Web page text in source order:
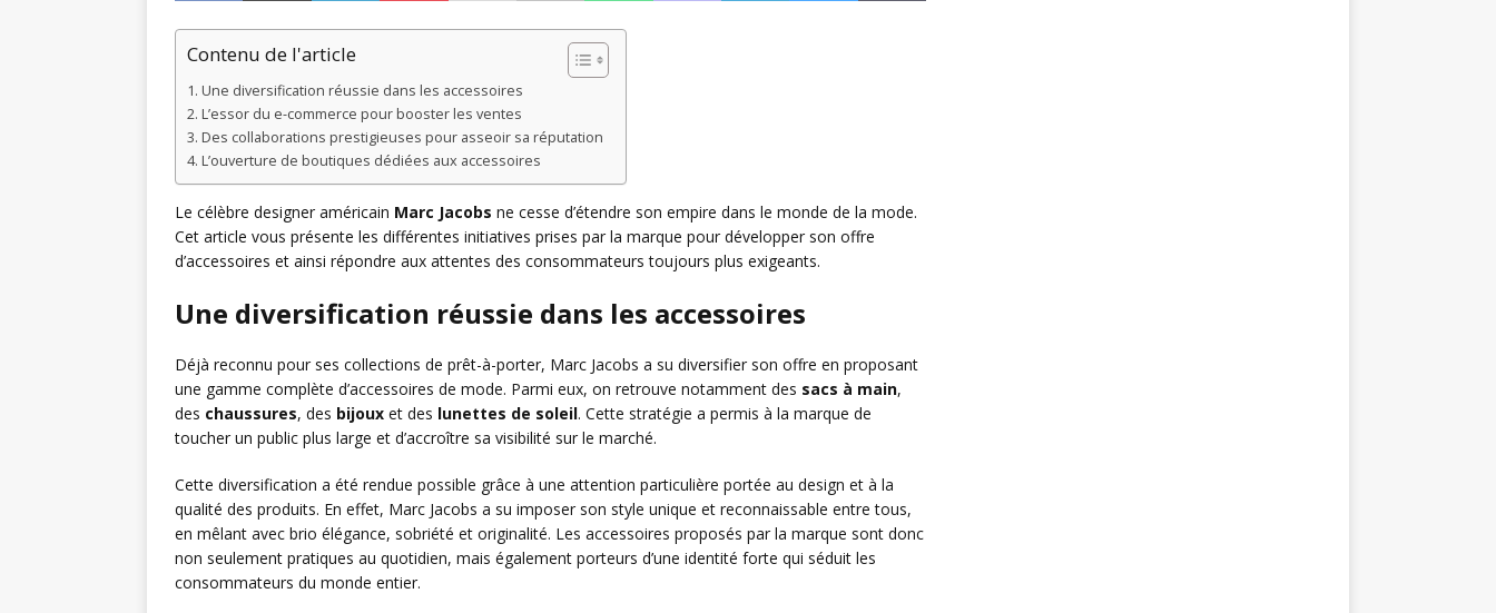
Contenu de l'article
Une diversification réussie dans les accessoires
L’essor du e-commerce pour booster les ventes
Des collaborations prestigieuses pour asseoir sa réputation
L’ouverture de boutiques dédiées aux accessoires
Le célèbre designer américain Marc Jacobs ne cesse d’étendre son empire dans le monde de la mode.
Cet article vous présente les différentes initiatives prises par la marque pour développer son offre
d’accessoires et ainsi répondre aux attentes des consommateurs toujours plus exigeants.
Une diversification réussie dans les accessoires
Déjà reconnu pour ses collections de prêt-à-porter, Marc Jacobs a su diversifier son offre en proposant
une gamme complète d’accessoires de mode. Parmi eux, on retrouve notamment des sacs à main,
des chaussures, des bijoux et des lunettes de soleil. Cette stratégie a permis à la marque de
toucher un public plus large et d’accroître sa visibilité sur le marché.
Cette diversification a été rendue possible grâce à une attention particulière portée au design et à la
qualité des produits. En effet, Marc Jacobs a su imposer son style unique et reconnaissable entre tous,
en mêlant avec brio élégance, sobriété et originalité. Les accessoires proposés par la marque sont donc
non seulement pratiques au quotidien, mais également porteurs d’une identité forte qui séduit les
consommateurs du monde entier.